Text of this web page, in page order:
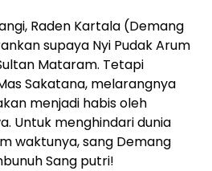
Raden Kartala (Demang
supaya Nyi Pudak Arum
Mataram. Tetapi
Sakatana, melarangnya
menjadi habis oleh
Untuk menghindari dunia
waktunya, sang Demang
Sang putri!